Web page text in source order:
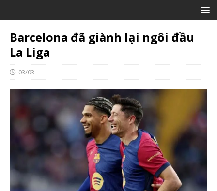
Barcelona đã giành lại ngôi đầu
La Liga
03/03